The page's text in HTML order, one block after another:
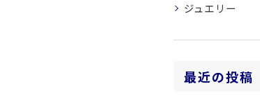
ジュエリー
最近の投稿